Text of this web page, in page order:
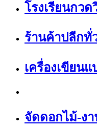
โรงเรียนกวด
ร้านค้าปลีกทั่
เครื่องเขียน
จัดดอกไม้-ง